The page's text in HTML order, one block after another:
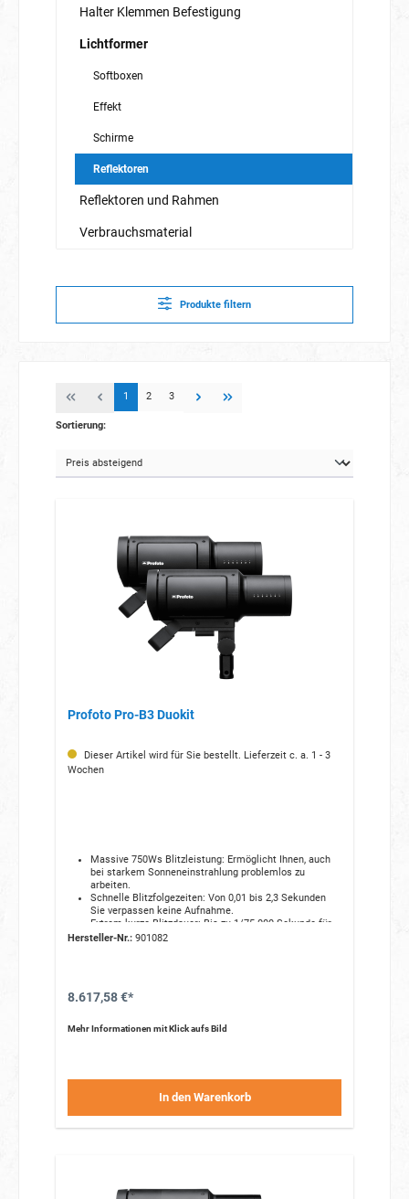
Halter Klemmen Befestigung
Lichtformer
Softboxen
Effekt
Schirme
Reflektoren
Reflektoren und Rahmen
Verbrauchsmaterial
Produkte filtern
1 2 3
Sortierung:
Profoto Pro-B3 Duokit
Dieser Artikel wird für Sie bestellt. Lieferzeit c. a. 1 - 3
Wochen
Massive 750Ws Blitzleistung: Ermöglicht Ihnen, auch
bei starkem Sonneneinstrahlung problemlos zu
arbeiten.
Schnelle Blitzfolgezeiten: Von 0,01 bis 2,3 Sekunden
Sie verpassen keine Aufnahme.
Extrem kurze Blitzdauer: Bis zu 1/75.000 Sekunde für
gestochen scharfe Action-Fotos ohne
Hochleistungs-Li-Ion-Akku: Mit der Option, während
AirX-Konnektivität: Für umfasste drahtlose Steuerung
Kompatibel mit unserem umfangreichen, kompakten
und leichten Lichtsystem.
Leistungsstarkes Tageslicht-LED-Dauerlicht: Ideal als
Modellier-, Video- oder Fotolicht.
Hersteller-Nr.:901082
8.617,58 €*
Mehr Informationen mit Klick aufs Bild
In den Warenkorb